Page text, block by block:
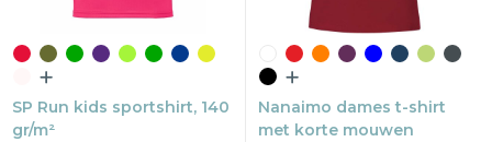
SP Run kids sportshirt, 140
gr/m²
Nanaimo dames t-shirt
met korte mouwen